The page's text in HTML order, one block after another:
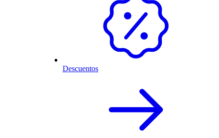
Descuentos